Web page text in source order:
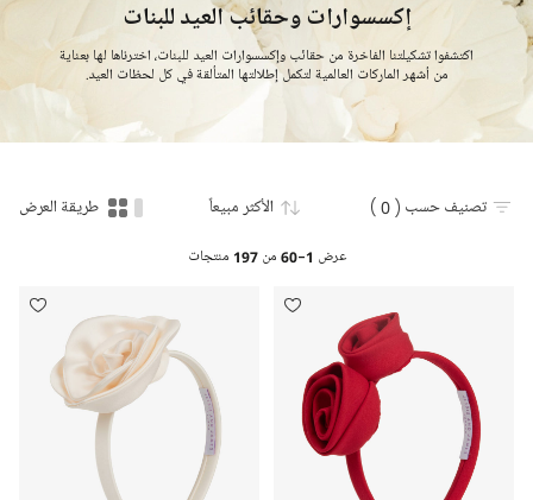
إكسسوارات وحقائب العيد للبنات
اكتشفوا تشكيلتنا الفاخرة من حقائب وإكسسوارات العيد للبنات، اخترناها لها بعناية
من أشهر الماركات العالمية لتكمل إطلالتها المتألقة في كل لحظات العيد.
تصنيف حسب ( 0 ) الأكثر مبيعاً طريقة العرض
عرض 1-60 من197 منتجات